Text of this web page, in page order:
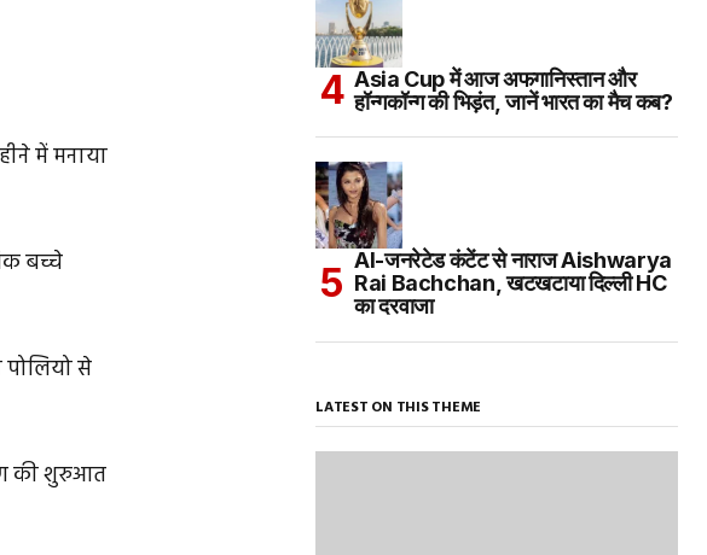
में मनाया
बच्चे
से
की शुरुआत
Asia Cup में आज अफगानिस्तान और
हॉन्गकॉन्ग की भिड़ंत, जानें भारत का मैच कब?
AI-जनरेटेड कंटेंट से नाराज Aishwarya
Rai Bachchan, खटखटाया दिल्ली HC
का दरवाजा
LATEST ON THIS THEME